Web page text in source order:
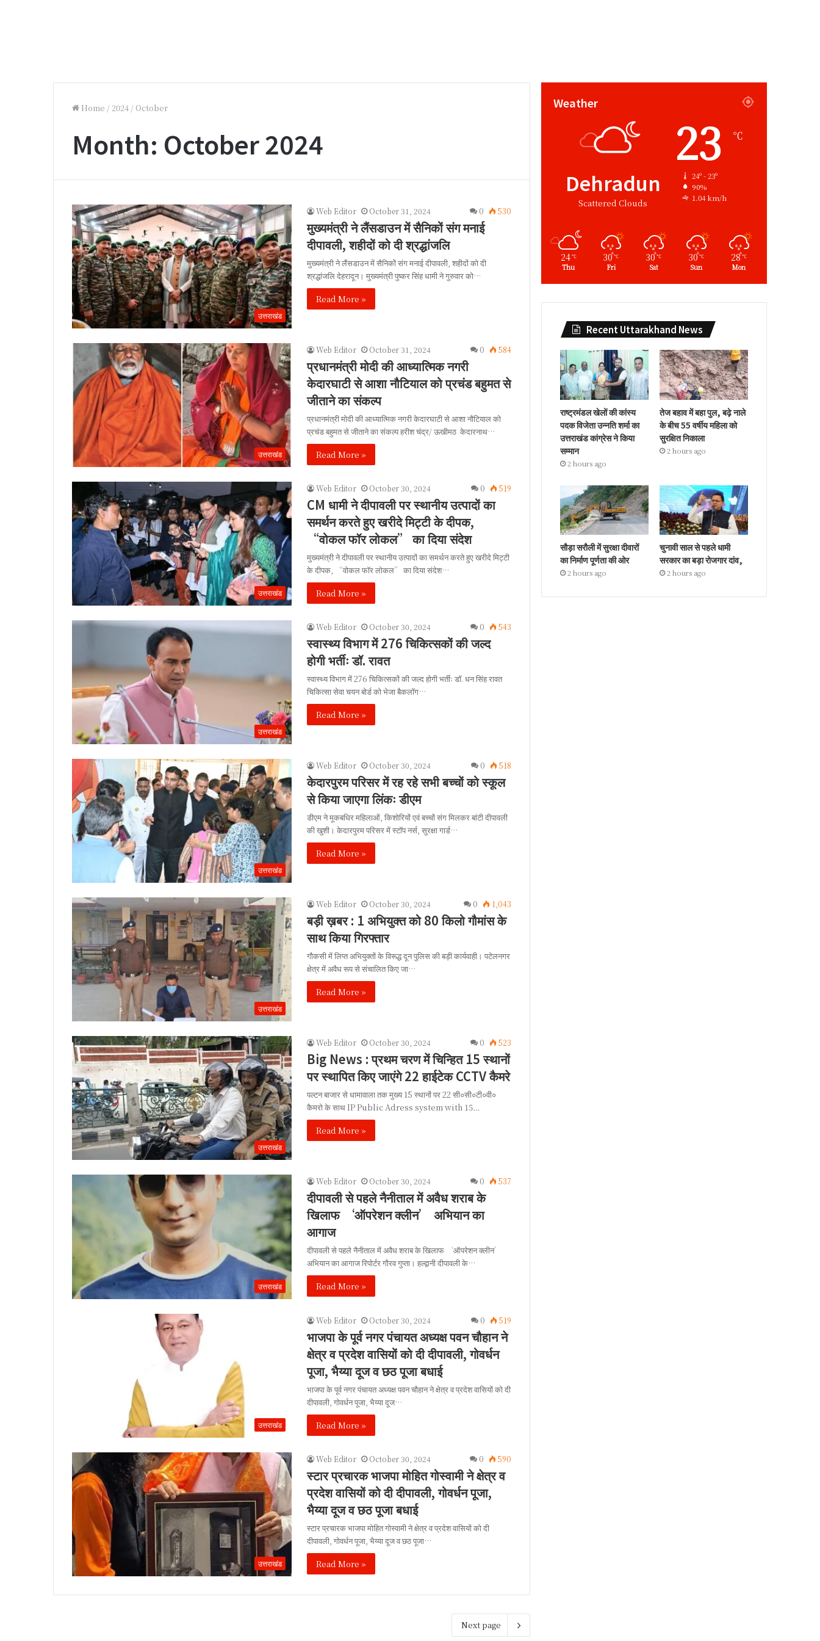
Home /2024 / October
Month: October 2024
उत्तराखंड
Web Editor October 31, 2024 0 530
मुख्यमंत्री ने लैंसडाउन में सैनिकों संग मनाई
दीपावली, शहीदों को दी श्रद्धांजलि
मुख्यमंत्री ने लैंसडाउन में सैनिकों संग मनाई दीपावली, शहीदों को दी
श्रद्धांजलि देहरादून। मुख्यमंत्री पुष्कर सिंह धामी ने गुरुवार को…
Read More »
उत्तराखंड
Web Editor October 31, 2024 0 584
प्रधानमंत्री मोदी की आध्यात्मिक नगरी
केदारघाटी से आशा नौटियाल को प्रचंड बहुमत से
जीताने का संकल्प
प्रधानमंत्री मोदी की आध्यात्मिक नगरी केदारघाटी से आशा नौटियाल को
प्रचंड बहुमत से जीताने का संकल्प हरीश चंद्र/ ऊखीमठ केदारनाथ…
Read More »
उत्तराखंड
Web Editor October 30, 2024 0 519
CM धामी ने दीपावली पर स्थानीय उत्पादों का
समर्थन करते हुए खरीदे मिट्टी के दीपक,
“वोकल फॉर लोकल” का दिया संदेश
मुख्यमंत्री ने दीपावली पर स्थानीय उत्पादों का समर्थन करते हुए खरीदे मिट्टी
के दीपक, “वोकल फॉर लोकल” का दिया संदेश…
Read More »
उत्तराखंड
Web Editor October 30, 2024 0 543
स्वास्थ्य विभाग में 276 चिकित्सकों की जल्द
होगी भर्तीः डॉ. रावत
स्वास्थ्य विभाग में 276 चिकित्सकों की जल्द होगी भर्तीः डॉ. धन सिंह रावत
चिकित्सा सेवा चयन बोर्ड को भेजा बैकलॉग…
Read More »
उत्तराखंड
Web Editor October 30, 2024 0 518
केदारपुरम परिसर में रह रहे सभी बच्चों को स्कूल
से किया जाएगा लिंकः डीएम
डीएम ने मूकबधिर महिलाओं, किशोरियों एवं बच्चों संग मिलकर बांटी दीपावली
की खुशी। केदारपुरम परिसर में स्टॉप नर्स, सुरक्षा गार्ड…
Read More »
उत्तराखंड
Web Editor October 30, 2024 0 1,043
बड़ी ख़बर : 1 अभियुक्त को 80 किलो गौमांस के
साथ किया गिरफ्तार
गौकसी में लिप्त अभियुक्तों के विरूद्ध दून पुलिस की बड़ी कार्यवाही। पटेलनगर
क्षेत्र में अवैध रूप से संचालित किए जा…
Read More »
उत्तराखंड
Web Editor October 30, 2024 0 523
Big News : प्रथम चरण में चिन्हित 15 स्थानों
पर स्थापित किए जाएंगे 22 हाईटेक CCTV कैमरे
पल्टन बाजार से धामावाला तक मुख्य 15 स्थानों पर 22 सी०सी०टी०वी०
कैमरो के साथ IP Public Adress system with 15…
Read More »
उत्तराखंड
Web Editor October 30, 2024 0 537
दीपावली से पहले नैनीताल में अवैध शराब के
खिलाफ ‘ऑपरेशन क्लीन’ अभियान का
आगाज
दीपावली से पहले नैनीताल में अवैध शराब के खिलाफ ‘ऑपरेशन क्लीन’
अभियान का आगाज रिपोर्टर गौरव गुप्ता। हल्द्वानी दीपावली के…
Read More »
उत्तराखंड
Web Editor October 30, 2024 0 519
भाजपा के पूर्व नगर पंचायत अध्यक्ष पवन चौहान ने
क्षेत्र व प्रदेश वासियों को दी दीपावली, गोवर्धन
पूजा, भैय्या दूज व छठ पूजा बधाई
भाजपा के पूर्व नगर पंचायत अध्यक्ष पवन चौहान ने क्षेत्र व प्रदेश वासियों को दी
दीपावली, गोवर्धन पूजा, भैय्या दूज…
Read More »
उत्तराखंड
Web Editor October 30, 2024 0 590
स्टार प्रचारक भाजपा मोहित गोस्वामी ने क्षेत्र व
प्रदेश वासियों को दी दीपावली, गोवर्धन पूजा,
भैय्या दूज व छठ पूजा बधाई
स्टार प्रचारक भाजपा मोहित गोस्वामी ने क्षेत्र व प्रदेश वासियों को दी
दीपावली, गोवर्धन पूजा, भैय्या दूज व छठ पूजा…
Read More »
Next page
Weather
Dehradun
Scattered Clouds
23 ℃
24º - 23º
90%
1.04 km/h
24 ℃
Thu
30℃
Fri
30℃
Sat
30℃
Sun
28℃
Mon
Recent Uttarakhand News
राष्ट्रमंडल खेलों की कांस्य
पदक विजेता उन्नति शर्मा का
उत्तराखंड कांग्रेस ने किया
सम्मान
2 hours ago
तेज बहाव में बहा पुल, बढ़े नाले
के बीच 55 वर्षीय महिला को
सुरक्षित निकाला
2 hours ago
सौड़ा सरौली में सुरक्षा दीवारों
का निर्माण पूर्णता की ओर
2 hours ago
चुनावी साल से पहले धामी
सरकार का बड़ा रोजगार दांव,
2 hours ago